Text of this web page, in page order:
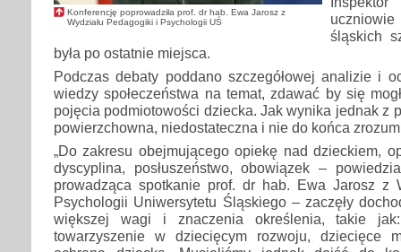
Konferencję poprowadziła prof. dr hab. Ewa Jarosz z
Wydziału Pedagogiki i Psychologii UŚ
śląskich
była po ostatnie miejsca.
Podczas debaty poddano szczegółowej analizie i
wiedzy społeczeństwa na temat, zdawać by się
pojęcia podmiotowości dziecka. Jak wynika jednak z
powierzchowna, niedostateczna i nie do końca
„Do zakresu obejmującego opiekę nad dzieckiem,
dyscyplina, posłuszeństwo, obowiązek –
prowadząca spotkanie prof. dr hab. Ewa Jarosz z
Psychologii Uniwersytetu Śląskiego – zaczęły
większej wagi i znaczenia określenia, takie
towarzyszenie w dziecięcym rozwoju, dziecięce